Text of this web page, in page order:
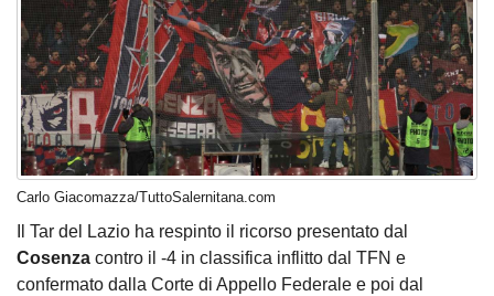
Carlo Giacomazza/TuttoSalernitana.com
Il Tar del Lazio ha respinto il ricorso presentato dal
Cosenza contro il -4 in classifica inflitto dal TFN e
confermato dalla Corte di Appello Federale e poi dal